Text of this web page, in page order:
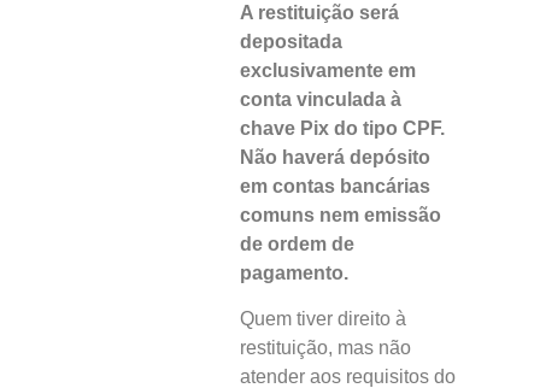
A restituição será
depositada
exclusivamente em
conta vinculada à
chave Pix do tipo CPF.
Não haverá depósito
em contas bancárias
comuns nem emissão
de ordem de
pagamento.
Quem tiver direito à
restituição, mas não
atender aos requisitos do